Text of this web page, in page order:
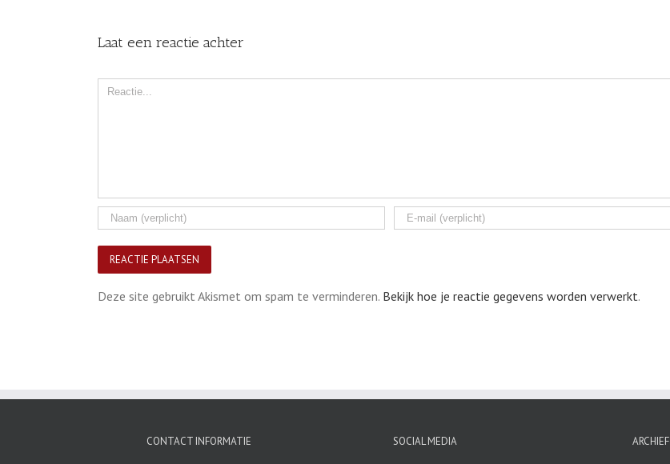
Laat een reactie achter
Comment
Deze site gebruikt Akismet om spam te verminderen. Bekijk hoe je reactie gegevens worden verwerkt.
CONTACT INFORMATIE SOCIAL MEDIA ARCHIEF